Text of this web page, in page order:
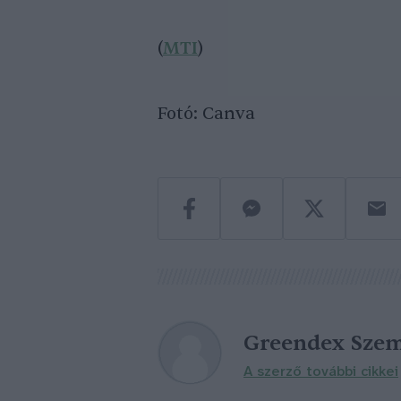
(MTI)
Fotó: Canva
Greendex
A szerző további cikkei